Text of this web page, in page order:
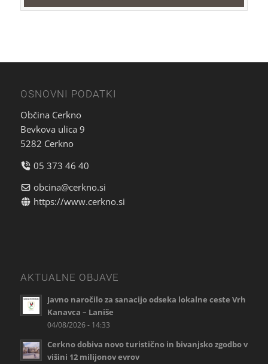
OSNOVNI PODATKI
Občina Cerkno
Bevkova ulica 9
5282 Cerkno
05 373 46 40
obcina@cerkno.si
https://www.cerkno.si
AKTUALNE OBJAVE
Javno naročilo za sanacijo odseka lokalne ceste Vrh
Kanavca – Laniše
04/08/2026 - 14:33
Cerkno dobiva novo turistično in bivanjsko zgodbo v
višini 12 milijonov evrov